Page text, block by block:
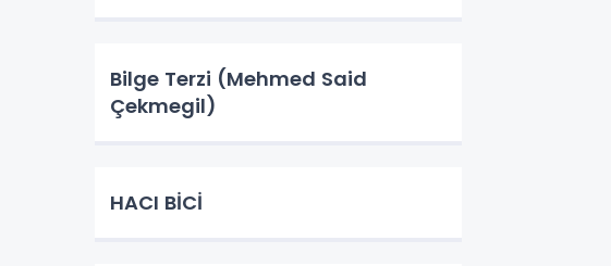
Bilge Terzi (Mehmed Said
Çekmegil)
HACI BİCİ